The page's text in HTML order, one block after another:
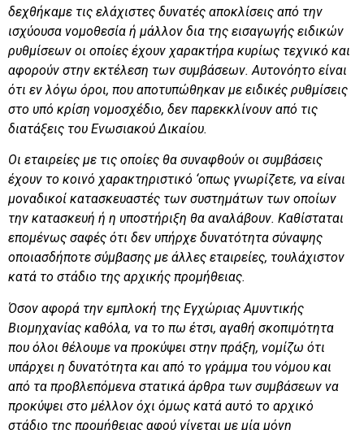
δεχθήκαμε τις ελάχιστες δυνατές αποκλίσεις από την
ισχύουσα νομοθεσία ή μάλλον δια της εισαγωγής ειδικών
ρυθμίσεων οι οποίες έχουν χαρακτήρα κυρίως τεχνικό και
αφορούν στην εκτέλεση των συμβάσεων. Αυτονόητο είναι
ότι εν λόγω όροι, που αποτυπώθηκαν με ειδικές ρυθμίσεις
στο υπό κρίση νομοσχέδιο, δεν παρεκκλίνουν από τις
διατάξεις του Ενωσιακού Δικαίου.
Οι εταιρείες με τις οποίες θα συναφθούν οι συμβάσεις
έχουν το κοινό χαρακτηριστικό ‘οπως γνωρίζετε, να είναι
μοναδικοί κατασκευαστές των συστημάτων των οποίων
την κατασκευή ή η υποστήριξη θα αναλάβουν. Καθίσταται
επομένως σαφές ότι δεν υπήρχε δυνατότητα σύναψης
οποιασδήποτε σύμβασης με άλλες εταιρείες, τουλάχιστον
κατά το στάδιο της αρχικής προμήθειας.
Όσον αφορά την εμπλοκή της Εγχώριας Αμυντικής
Βιομηχανίας καθόλα, να το πω έτσι, αγαθή σκοπιμότητα
που όλοι θέλουμε να προκύψει στην πράξη, νομίζω ότι
υπάρχει η δυνατότητα και από το γράμμα του νόμου και
από τα προβλεπόμενα στατικά άρθρα των συμβάσεων να
προκύψει στο μέλλον όχι όμως κατά αυτό το αρχικό
στάδιο της προμήθειας αφού γίνεται με μία μόνη